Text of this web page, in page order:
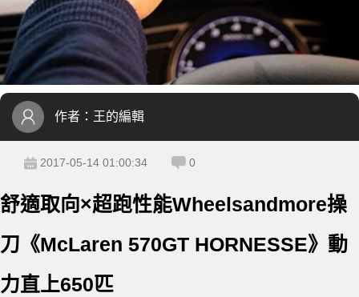
作者： 王的編輯
2017-05-14 01:00:34 0
舒適取向×超跑性能Wheelsandmore操
刀《McLaren 570GT HORNESSE》動
力直上650匹